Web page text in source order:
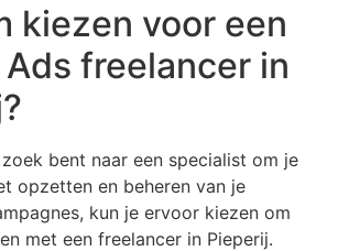
kiezen voor een
freelancer in
bent naar een specialist om je
opzetten en beheren van je
kun je ervoor kiezen om
met een freelancer in Pieperij.